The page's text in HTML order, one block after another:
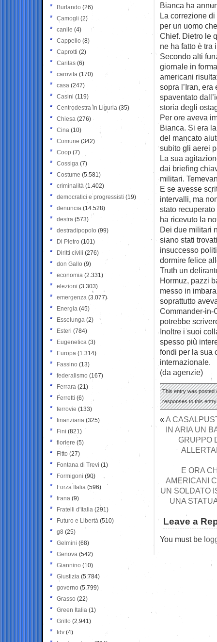
Bianca ha
La correzione
per un uomo
Chief. Dietro le
ne ha fatto è tra
Secondo alti
giornale in
americani
sopra l’Iran, era
spaventato
storia degli
Per ore aveva
Bianca. Si era
del mancato
subito gli aerei
La sua
dai briefing
militari.
E se avesse
intervalli, ma
stato
ha ricevuto la
Dei due militari
siano stati
insuccesso
dormire felice
Truth un
Hormuz, pazzi
messo in
soprattutto
Commander-in-
potrebbe
Inoltre i suoi
spesso più
fondi per la sua
internazionale.
(da agenzie)
This entry was posted
responses to this
« A
IN ARIA UN
GRUPPO
E ORA
AMERICANI
UN SOLDATO
UNA
Leave a
You must be
Burlando (26)
Camogli (2)
canile (4)
Cappello (8)
Caprotti (2)
Caritas (6)
carovita (170)
casa (247)
Casini (119)
Centrodestra in Liguria (35)
Chiesa (276)
Cina (10)
Comune (342)
Coop (7)
Cossiga (7)
Costume (5.581)
criminalità (1.402)
democratici e progressisti (19)
denuncia (14.528)
destra (573)
destradipopolo (99)
Di Pietro (101)
Diritti civili (276)
don Gallo (9)
economia (2.331)
elezioni (3.303)
emergenza (3.077)
Energia (45)
Esselunga (2)
Esteri (784)
Eugenetica (3)
Europa (1.314)
Fassino (13)
federalismo (167)
Ferrara (21)
Ferretti (6)
ferrovie (133)
finanziaria (325)
Fini (821)
fioriere (5)
Fitto (27)
Fontana di Trevi (1)
Formigoni (90)
Forza Italia (596)
frana (9)
Fratelli d'Italia (291)
Futuro e Libertà (510)
g8 (25)
Gelmini (68)
Genova (542)
Giannino (10)
Giustizia (5.784)
governo (5.799)
Grasso (22)
Green Italia (1)
Grillo (2.941)
Idv (4)